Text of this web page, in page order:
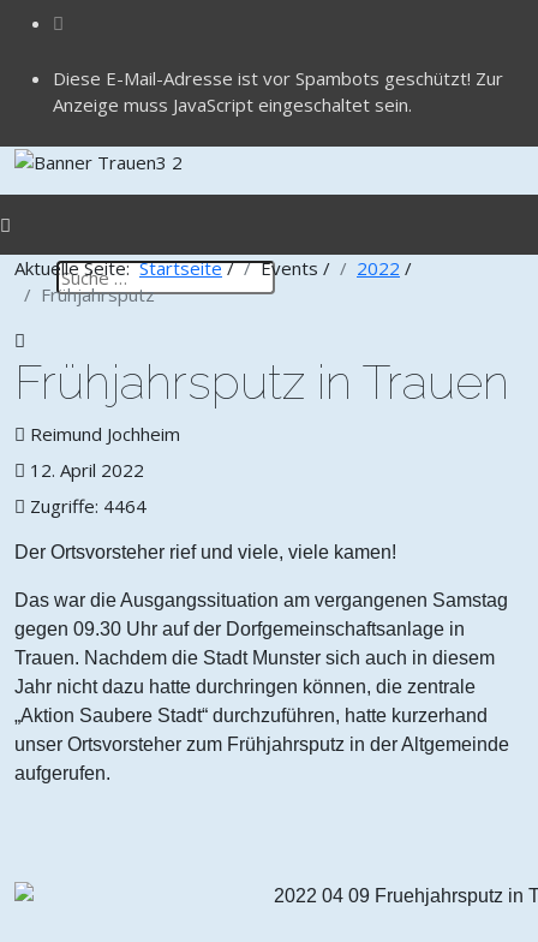
Diese E-Mail-Adresse ist vor Spambots geschützt! Zur
Anzeige muss JavaScript eingeschaltet sein.
Aktuelle Seite:Startseite/ Events / 2022 /
Frühjahrsputz
Frühjahrsputz in Trauen
Reimund Jochheim
12. April 2022
Zugriffe: 4464
Der Ortsvorsteher rief und viele, viele kamen!
Das war die Ausgangssituation am vergangenen Samstag
gegen 09.30 Uhr auf der Dorfgemeinschaftsanlage in
Trauen. Nachdem die Stadt Munster sich auch in diesem
Jahr nicht dazu hatte durchringen können, die zentrale
„Aktion Saubere Stadt“ durchzuführen, hatte kurzerhand
unser Ortsvorsteher zum Frühjahrsputz in der Altgemeinde
aufgerufen.